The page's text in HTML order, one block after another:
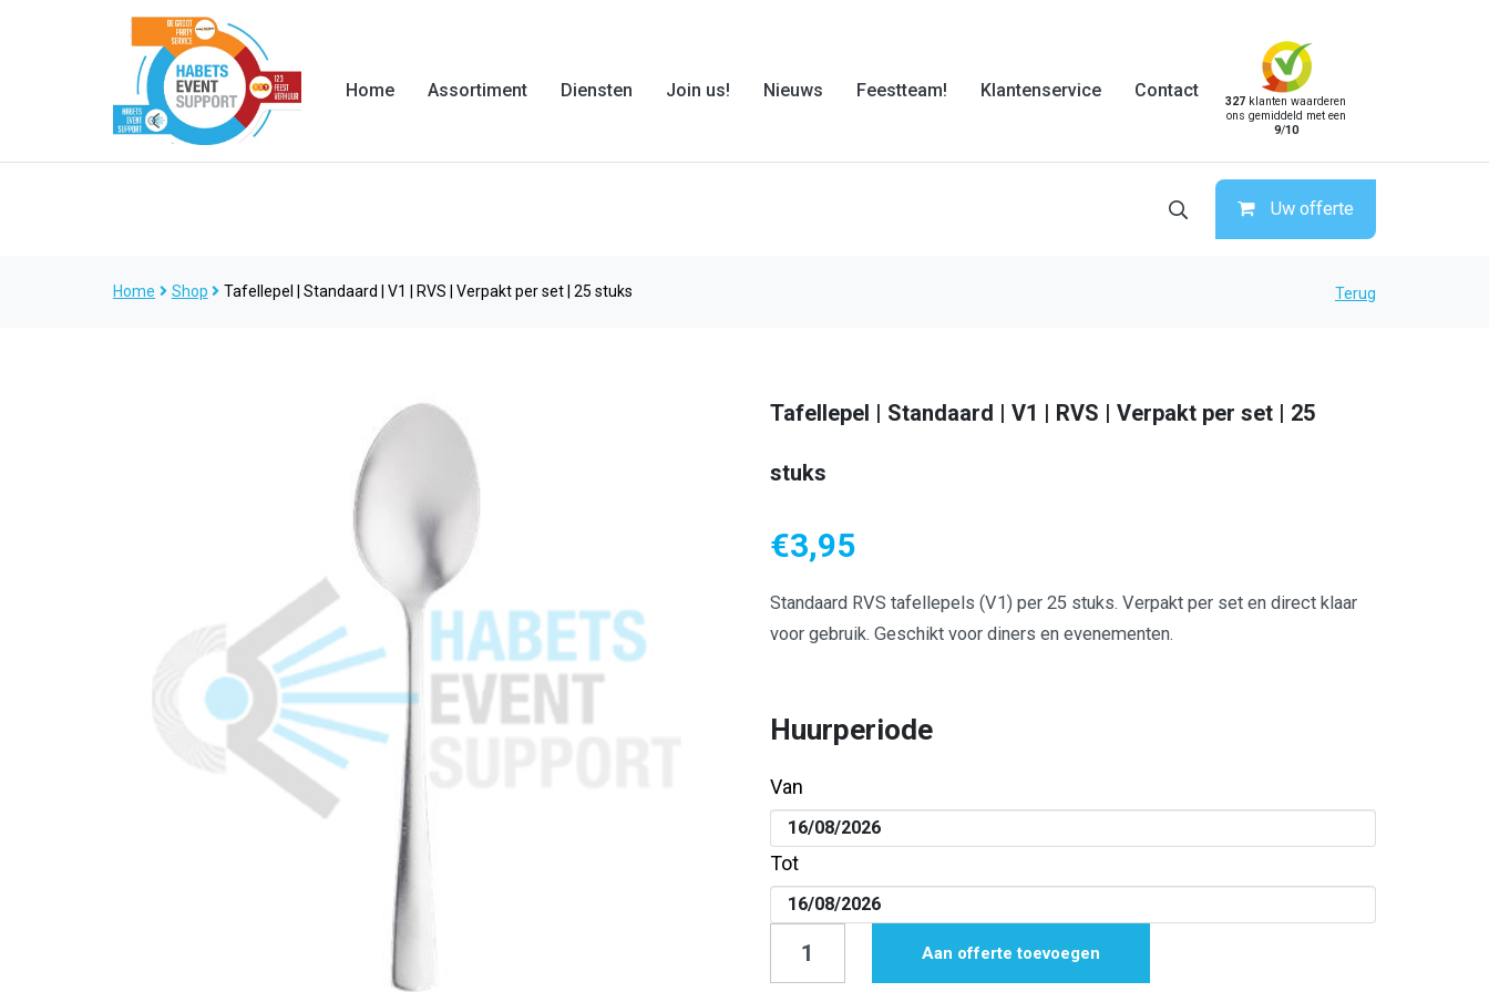
Home Assortiment Diensten Join us! Nieuws Feestteam! Klantenservice Contact
327 klanten waarderen
ons gemiddeld met een
9/10
Uw offerte
Home Shop Tafellepel | Standaard | V1 | RVS | Verpakt per set | 25 stuks Terug
Tafellepel | Standaard | V1 | RVS | Verpakt per set | 25
stuks
€3,95
Standaard RVS tafellepels (V1) per 25 stuks. Verpakt per set en direct klaar
voor gebruik. Geschikt voor diners en evenementen.
Huurperiode
Van
Tot
Aan offerte toevoegen